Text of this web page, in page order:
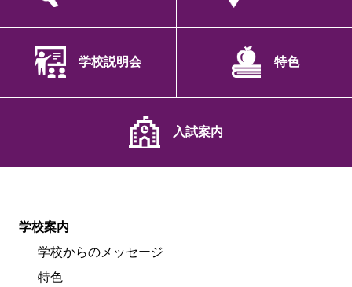
学校説明会 特色
入試案内
学校案内
学校からのメッセージ
特色